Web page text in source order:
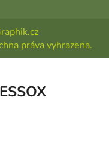
práva vyhrazena.